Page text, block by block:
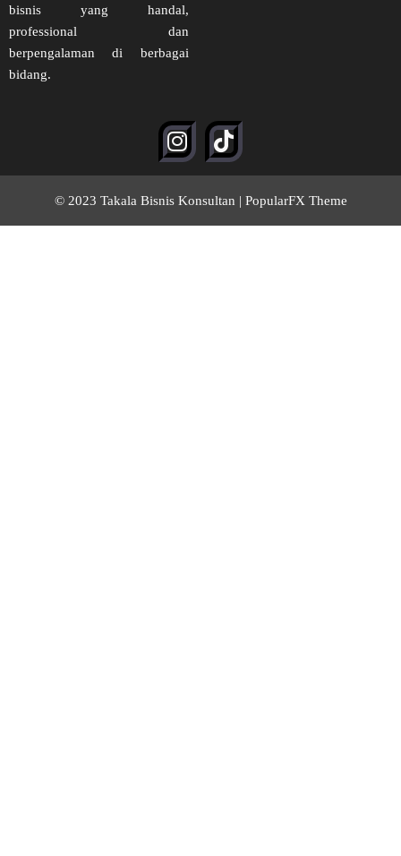
bisnis yang handal,
professional dan
berpengalaman di berbagai
bidang.
© 2023 Takala Bisnis Konsultan | PopularFX Theme